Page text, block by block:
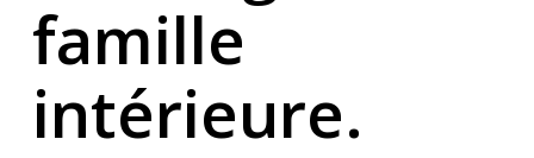
famille
intérieure.